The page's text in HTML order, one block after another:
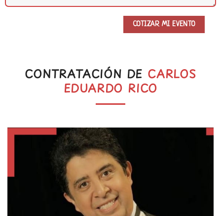
CONTRATACIÓN DE CARLOS
EDUARDO RICO